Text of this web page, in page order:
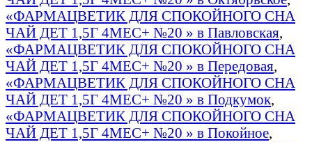
«ФАРМАЦВЕТИК ДЛЯ СПОКОЙНОГО СНА
ЧАЙ ДЕТ 1,5Г 4МЕС+ №20 » в Павловская,
«ФАРМАЦВЕТИК ДЛЯ СПОКОЙНОГО СНА
ЧАЙ ДЕТ 1,5Г 4МЕС+ №20 » в Передовая,
«ФАРМАЦВЕТИК ДЛЯ СПОКОЙНОГО СНА
ЧАЙ ДЕТ 1,5Г 4МЕС+ №20 » в Подкумок,
«ФАРМАЦВЕТИК ДЛЯ СПОКОЙНОГО СНА
ЧАЙ ДЕТ 1,5Г 4МЕС+ №20 » в Покойное,